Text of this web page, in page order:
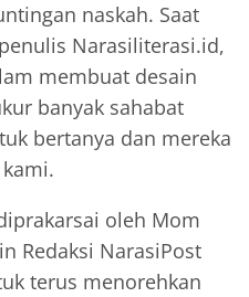
naskah. Saat
Narasiliterasi.id,
membuat desain
banyak sahabat
bertanya dan mereka
oleh Mom
Redaksi NarasiPost
terus menorehkan